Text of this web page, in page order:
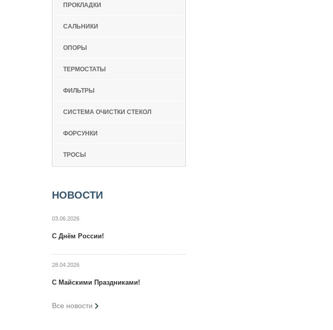
ПРОКЛАДКИ
САЛЬНИКИ
ОПОРЫ
ТЕРМОСТАТЫ
ФИЛЬТРЫ
СИСТЕМА ОЧИСТКИ СТЕКОЛ
ФОРСУНКИ
ТРОСЫ
НОВОСТИ
03.06.2026
C Днём России!
28.04.2026
C Maйcкими Праздниками!
Все новости